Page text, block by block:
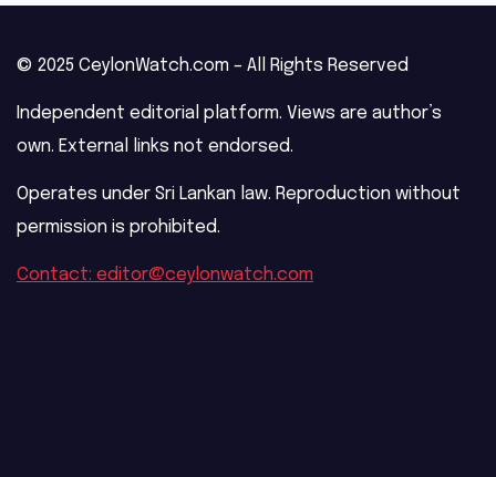
© 2025 CeylonWatch.com – All Rights Reserved
Independent editorial platform. Views are author’s
own. External links not endorsed.
Operates under Sri Lankan law. Reproduction without
permission is prohibited.
Contact: editor@ceylonwatch.com